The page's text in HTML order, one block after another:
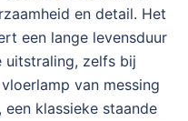
en detail. Het
een lange levensduur
uitstraling, zelfs bij
van messing
klassieke staande